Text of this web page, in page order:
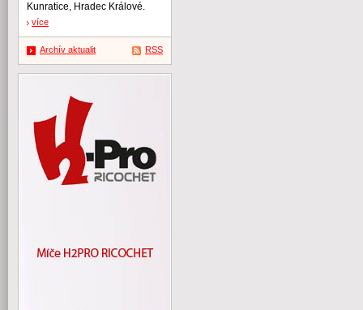
Kunratice, Hradec Králové.
více
Archív aktualit RSS